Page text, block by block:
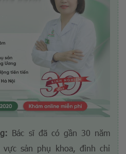
Bác sĩ đã có gần 30 năm
sản phụ khoa, đình chỉ